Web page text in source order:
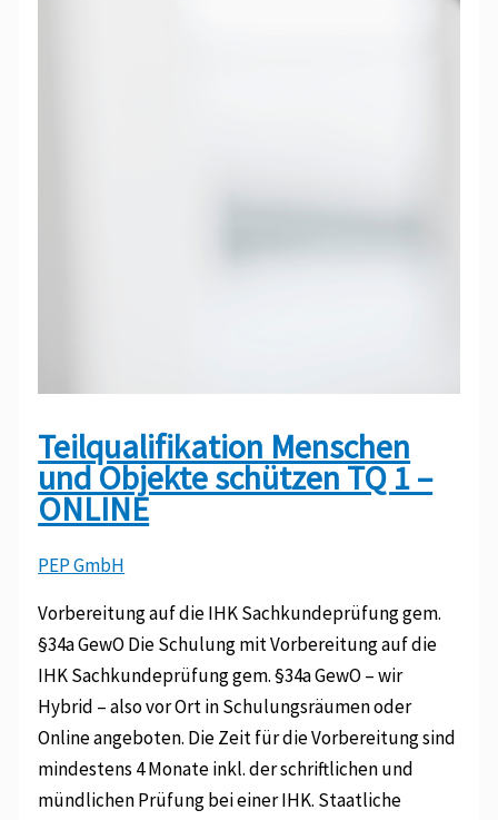
Teilqualifikation Menschen
und Objekte schützen TQ 1 –
ONLINE
PEP GmbH
Vorbereitung auf die IHK Sachkundeprüfung gem.
§34a GewO Die Schulung mit Vorbereitung auf die
IHK Sachkundeprüfung gem. §34a GewO – wir
Hybrid – also vor Ort in Schulungsräumen oder
Online angeboten. Die Zeit für die Vorbereitung sind
mindestens 4 Monate inkl. der schriftlichen und
mündlichen Prüfung bei einer IHK. Staatliche